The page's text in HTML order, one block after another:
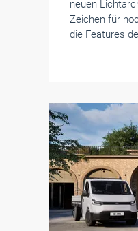
neuen
Zeichen für
die Features